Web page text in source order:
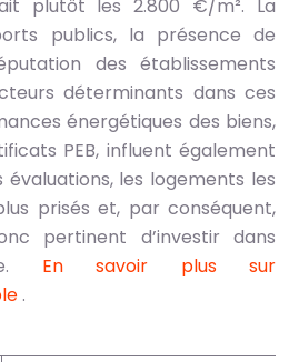
plutôt les 2.800 €/m². La
publics, la présence de
des établissements
déterminants dans ces
énergétiques des biens,
PEB, influent également
les logements les
prisés et, par conséquent,
pertinent d’investir dans
En savoir plus sur
.